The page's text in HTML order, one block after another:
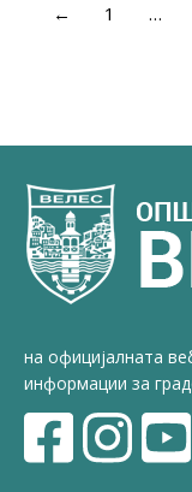
← 1 …
на официјалната
информации за